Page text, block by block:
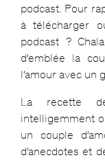
podcast. Pour
à télécharger
podcast ?
d’emblée la
l’amour avec un
La recette
intelligemment
un couple
d’anecdotes et